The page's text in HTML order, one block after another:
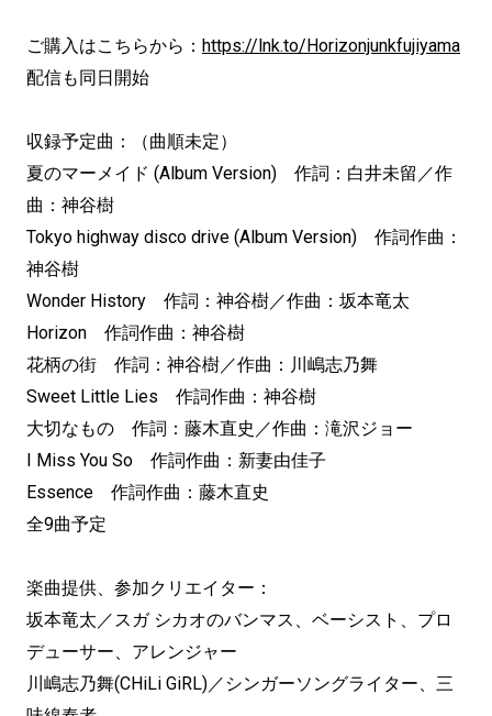
ご購入はこちらから： https://lnk.to/Horizonjunkfujiyama
配信も同日開始
収録予定曲：（曲順未定）
夏のマーメイド (Album Version) 作詞：白井未留／作
曲：神谷樹
Tokyo highway disco drive (Album Version) 作詞作曲：
神谷樹
Wonder History 作詞：神谷樹／作曲：坂本竜太
Horizon 作詞作曲：神谷樹
花柄の街 作詞：神谷樹／作曲：川嶋志乃舞
Sweet Little Lies 作詞作曲：神谷樹
大切なもの 作詞：藤木直史／作曲：滝沢ジョー
I Miss You So 作詞作曲：新妻由佳子
Essence 作詞作曲：藤木直史
全9曲予定
楽曲提供、参加クリエイター：
坂本竜太／スガ シカオのバンマス、ベーシスト、プロ
デューサー、アレンジャー
川嶋志乃舞(CHiLi GiRL)／シンガーソングライター、三